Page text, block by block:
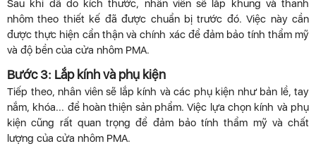
Sau khi đã đo kích thước, nhân viên sẽ lắp khung và thanh
nhôm theo thiết kế đã được chuẩn bị trước đó. Việc này cần
được thực hiện cẩn thận và chính xác để đảm bảo tính thẩm mỹ
và độ bền của cửa nhôm PMA.
Bước 3: Lắp kính và phụ kiện
Tiếp theo, nhân viên sẽ lắp kính và các phụ kiện như bản lề, tay
nắm, khóa... để hoàn thiện sản phẩm. Việc lựa chọn kính và phụ
kiện cũng rất quan trọng để đảm bảo tính thẩm mỹ và chất
lượng của cửa nhôm PMA.